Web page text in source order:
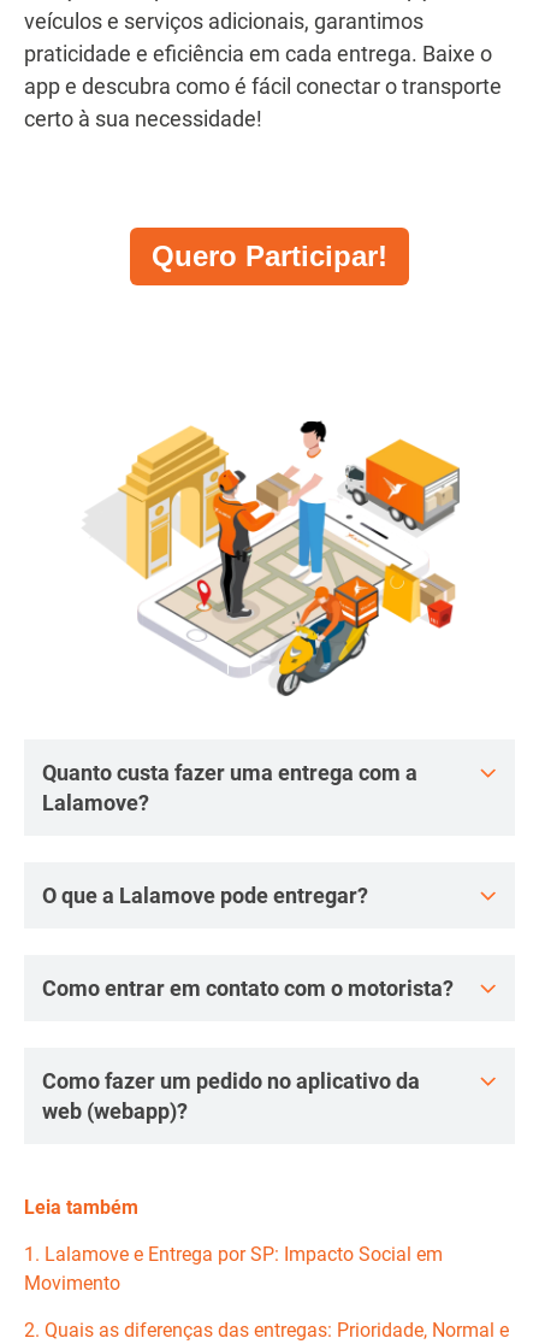
veículos e serviços adicionais, garantimos
praticidade e eficiência em cada entrega. Baixe o
app e descubra como é fácil conectar o transporte
certo à sua necessidade!
Quero Participar!
Quanto custa fazer uma entrega com a
Lalamove?
O que a Lalamove pode entregar?
Como entrar em contato com o motorista?
Como fazer um pedido no aplicativo da
web (webapp)?
Leia também
1. Lalamove e Entrega por SP: Impacto Social em
Movimento
2. Quais as diferenças das entregas: Prioridade, Normal e